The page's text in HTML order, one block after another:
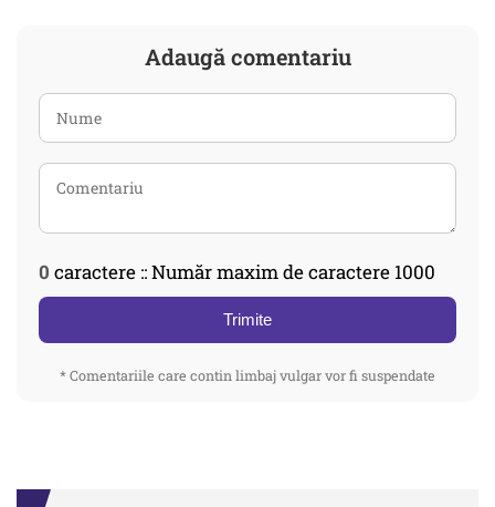
Adaugă comentariu
0 caractere :: Număr maxim de caractere 1000
Trimite
* Comentariile care contin limbaj vulgar vor fi suspendate